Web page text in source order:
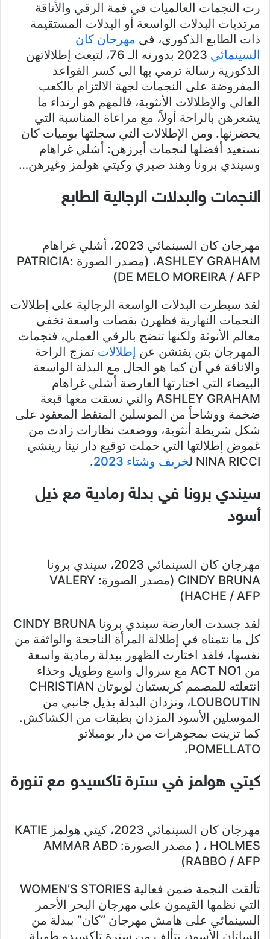
رت النجمات العالميات في قمة الرقي والأناقة
مرتديات البدلات الواسعة أو البدلات المستقيمة
ذات الطابع الذكوري، في مهرجان كان
السينمائي
2023 بدورته الـ 76، لتبعث إطلالاتهن
الذكورية رسالة ترمي بها الى كسر القواعد
المفروضة على النجمات لجهة الالتزام بالكعب
العالي والإطلالات الأنثوية، فالمهم هو ارتداء ما
يشعرهن بالراحة أولاً، مع مراعاة المناسبة التي
يحضرنها. ومن الإطلالات التي سجلتها يوميات كان
نستعيد أفضلها لنجمات أبرزهن: أشلي غراهام
وسيندي برونا وهند صبري وكيتي هولمز وغيرهن…
النجمات والبدلات الرجالية الطابع
مهرجان كان السينمائي 2023، أشلي غراهام
ASHLEY GRAHAM، (مصدر الصورة :PATRICIA
DE MELO MOREIRA / AFP)
لقد سيطرت البدلات الواسعة الرجالية على إطلالات
النجمات النهارية فظهرن بقصات واسعة تخفي
معالم الأنوثة ولكنها تنضح بالرقي العملي، فنجمات
المهرجان بتن يفتشن عن إطلالات تمزج الراحة
والاناقة في آن كما هو الحال مع البدلة الواسعة
البيضاء التي اختارتها العارضة أشلي غراهام
ASHLEY GRAHAM والتي نسقت معها قبعة
ضخمة ووشاحاً من الموسلين المنقط المعقود على
شكل شريطة أنثوية، ووضعت نظارات زادت من
غموض إطلالتها التي حملت توقيع دار نينا ريتشي
NINA RICCI ل خريف وشتاء 2023 .
سيندي برونا في بدلة رمادية مع ذيل
أسود
مهرجان كان السينمائي 2023، سيندي برونا
CINDY BRUNA (مصدر الصورة: VALERY
HACHE / AFP)
لقد جسدت العارضة سيندي برونا CINDY BRUNA
كل ما نتمناه في إطلالة المرأة الناجحة والواثقة من
نفسها، فلقد اختارت الظهور ببدلة رمادية واسعة
من ACT NO1 مع سروال واسع وطويل وحذاء
انتعلته للمصمم كريستيان لوبوتان CHRISTIAN
LOUBOUTIN، وتزدان البدلة بذيل جانبي من
الموسلين الأسود المزدان بطبقات من الكشاكش.
كما تزينت بمجوهرات من دار بوميلاتو
POMELLATO.
كيتي هولمز في سترة تاكسيدو مع تنورة
مهرجان كان السينمائي 2023، كيتي هولمز KATIE
HOLMES ، ( مصدر الصورة: AMMAR ABD
RABBO / AFP)
تألقت النجمة ضمن فعالية WOMEN’S STORIES
التي نظمها القيمون على مهرجان البحر الأحمر
السينمائي على هامش مهرجان “كان” ببدلة من